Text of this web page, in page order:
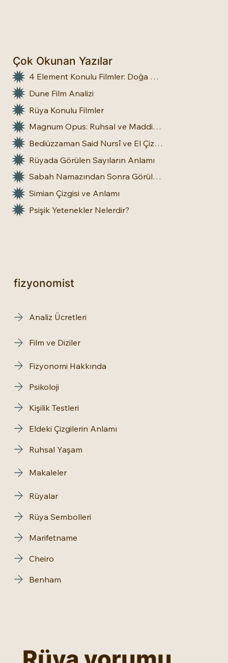
Çok Okunan Yazılar
4 Element Konulu Filmler: Doğa Üstü Güçler
Dune Film Analizi
Rüya Konulu Filmler
Magnum Opus: Ruhsal ve Maddi Dönüşümün Büyük Eseri
Bediüzzaman Said Nursî ve El Çizgileri: İnsan Doğasına Dair Bir Bakış
Rüyada Görülen Sayıların Anlamı
Sabah Namazından Sonra Görülen Rüya Gerçek Olur mu?
Simian Çizgisi ve Anlamı
Psişik Yetenekler Nelerdir?
fizyonomist
Analiz Ücretleri
Film ve Diziler
Makaleler
Fizyonomi Hakkında
Psikoloji
Kişilik Testleri
Eldeki Çizgilerin Anlamı
Ruhsal Yaşam
Rüyalar
Rüya Sembolleri
Marifetname
Cheiro
Benham